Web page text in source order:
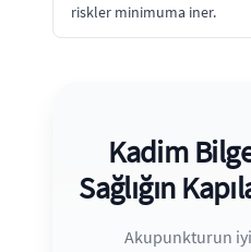
riskler minimuma iner.
Kadim
Sağlığın
Akupunkturun